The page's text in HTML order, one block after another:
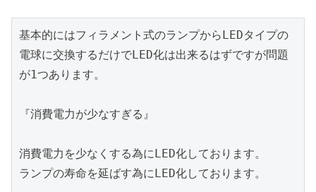
基本的にはフィラメント式のランプからLEDタイプの
電球に交換するだけでLED化は出来るはずですが問題
が1つあります。
『消費電力が少なすぎる』
消費電力を少なくする為にLED化しております。
ランプの寿命を延ばす為にLED化しております。